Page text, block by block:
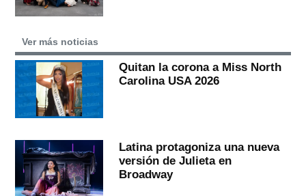
Ver más noticias
Quitan la corona a Miss North
Carolina USA 2026
Latina protagoniza una nueva
versión de Julieta en
Broadway